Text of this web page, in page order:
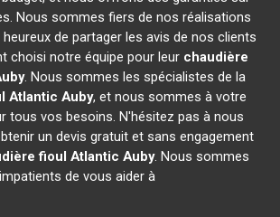
Nous sommes fiers de nos réalisations
de partager les avis de nos clients
choisi notre équipe pour leur chaudière
. Nous sommes les spécialistes de la
Atlantic Auby, et nous sommes à votre
tous vos besoins. N'hésitez pas à nous
un devis gratuit et sans engagement
fioul Atlantic Auby. Nous sommes
impatients de vous aider à